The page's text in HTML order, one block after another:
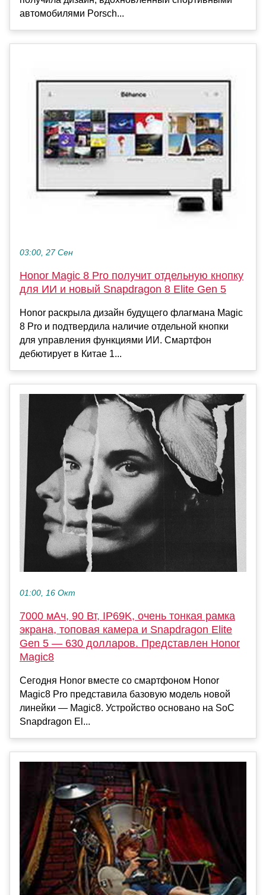
автомобилями Porsch...
03:00, 27 Сен
Honor Magic 8 Pro получит отдельную кнопку
для ИИ и новый Snapdragon 8 Elite Gen 5
Honor раскрыла дизайн будущего флагмана Magic
8 Pro и подтвердила наличие отдельной кнопки
для управления функциями ИИ. Смартфон
дебютирует в Китае 1...
01:00, 16 Окт
7000 мАч, 90 Вт, IP69K, очень тонкая рамка
экрана, топовая камера и Snapdragon Elite
Gen 5 — 630 долларов. Представлен Honor
Magic8
Сегодня Honor вместе со смартфоном Honor
Magic8 Pro представила базовую модель новой
линейки — Magic8. Устройство основано на SoC
Snapdragon El...